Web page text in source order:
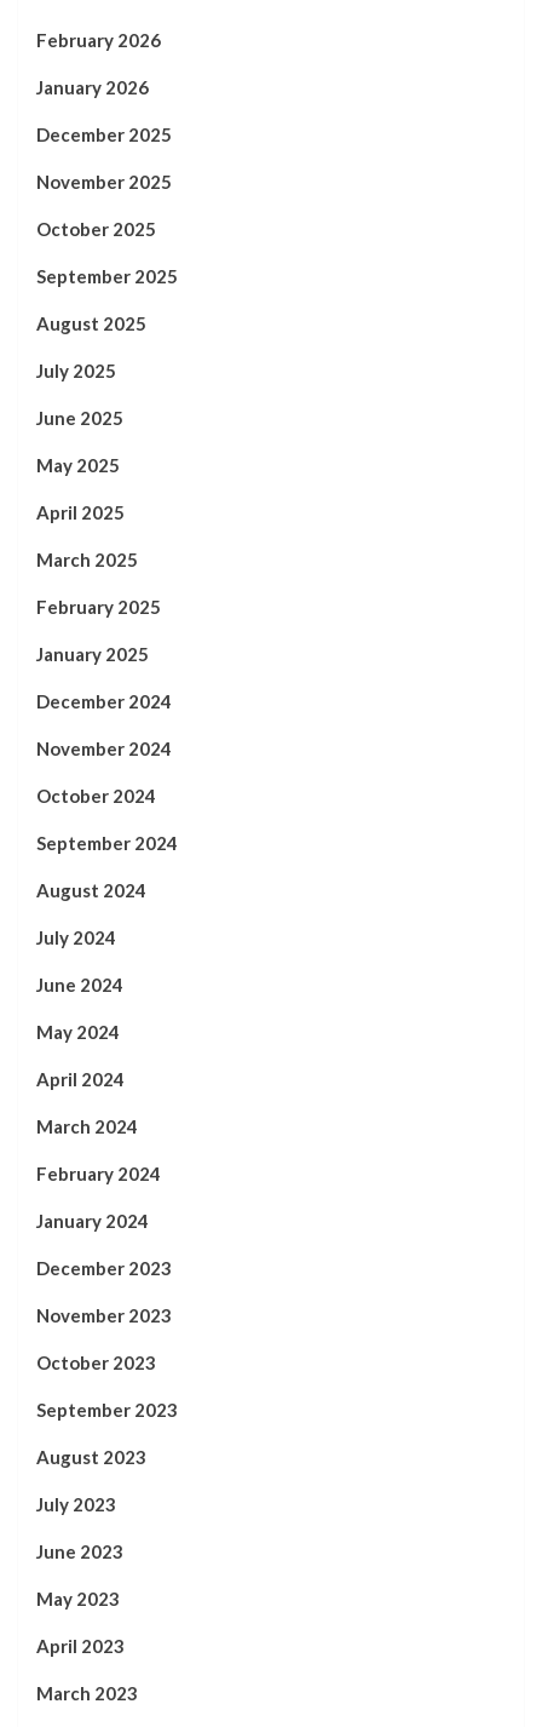
February 2026
January 2026
December 2025
November 2025
October 2025
September 2025
August 2025
July 2025
June 2025
May 2025
April 2025
March 2025
February 2025
January 2025
December 2024
November 2024
October 2024
September 2024
August 2024
July 2024
June 2024
May 2024
April 2024
March 2024
February 2024
January 2024
December 2023
November 2023
October 2023
September 2023
August 2023
July 2023
June 2023
May 2023
April 2023
March 2023